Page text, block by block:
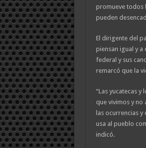
promueve todos
pueden
El dirigente del
piensan igual y a
federal y sus
remarcó que la
“Las yucatecas
que vivimos y
las ocurrencias
usa al pueblo
indicó.